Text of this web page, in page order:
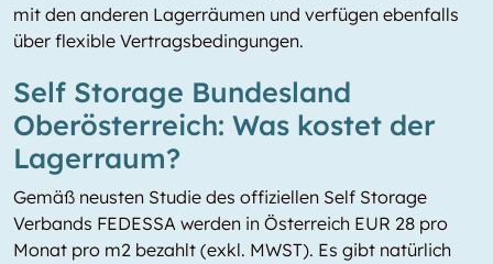
mit den anderen Lagerräumen und verfügen ebenfalls
über flexible Vertragsbedingungen.
Self Storage Bundesland
Oberösterreich: Was kostet der
Lagerraum?
Gemäß neusten Studie des offiziellen Self Storage
Verbands FEDESSA werden in Österreich EUR 28 pro
Monat pro m2 bezahlt (exkl. MWST). Es gibt natürlich